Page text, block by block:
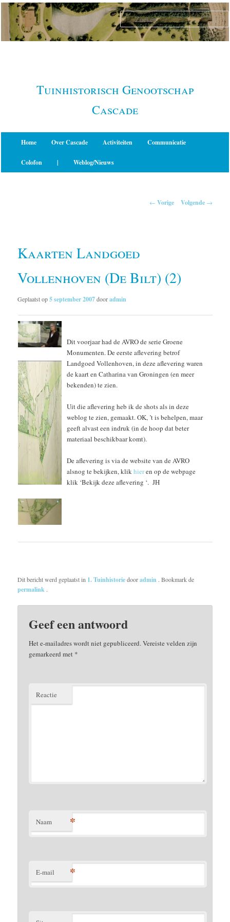
Spring
naar
primaire
Tuinhistorisch Genootschap
Cascade
Home Over Cascade Activiteiten Communicatie
Colofon | Weblog/Nieuws
← Vorige Volgende →
Kaarten Landgoed
Vollenhoven (De Bilt) (2)
Geplaatst op5 september 2007dooradmin
Dit voorjaar had de AVRO de serie Groene
Monumenten. De eerste aflevering betrof
Landgoed Vollenhoven, in deze aflevering waren
de kaart en Catharina van Groningen (en meer
bekenden) te zien.
Uit die aflevering heb ik de shots als in deze
weblog te zien, gemaakt. OK, ’t is behelpen, maar
geeft alvast een indruk (in de hoop dat beter
materiaal beschikbaar komt).
De aflevering is via de website van de AVRO
alsnog te bekijken, klikhieren op de webpage
klik ‘Bekijk deze aflevering ‘. JH
Dit bericht werd geplaatst in 1. Tuinhistoriedooradmin . Bookmark de
permalink .
Geef een antwoord
Het e-mailadres wordt niet gepubliceerd.Vereiste velden zijn
gemarkeerd met *
Reactie
Naam *
E-mail *